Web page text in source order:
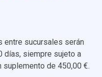
entre sucursales serán
días, siempre sujeto a
de 450,00 €.